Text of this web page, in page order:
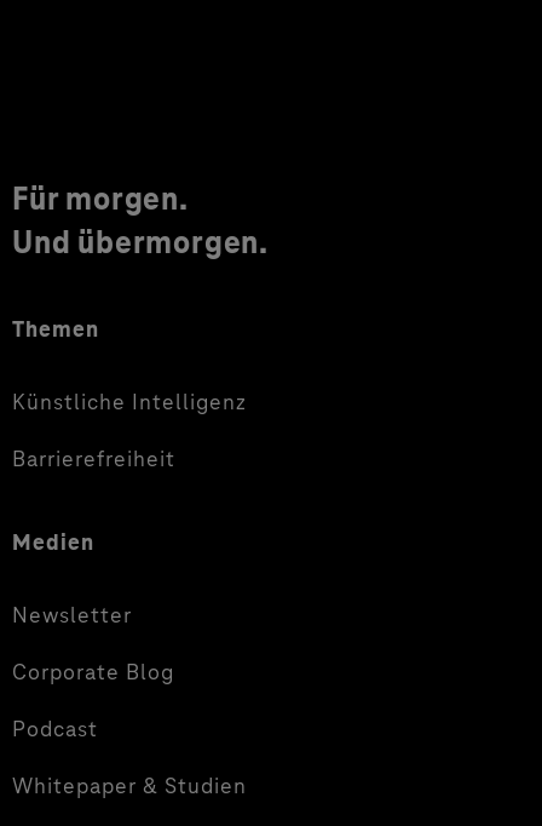
Für morgen.
Und übermorgen.
Themen
Künstliche Intelligenz
Barrierefreiheit
Medien
Newsletter
Corporate Blog
Podcast
Whitepaper & Studien